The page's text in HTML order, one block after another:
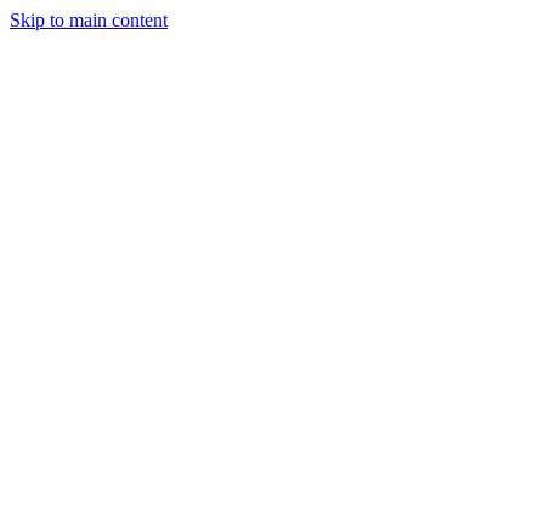
Skip to main content